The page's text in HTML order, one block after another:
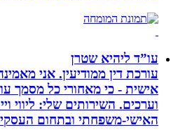
עו”ד ליהיא שטרן
עורכת דין ממודיעין. אני מאמינה
אישית - כי מאחורי כל מסמך
וערכים. השירותים שלי: ליווי
האישי-משפחתי ובתחום העסקי-